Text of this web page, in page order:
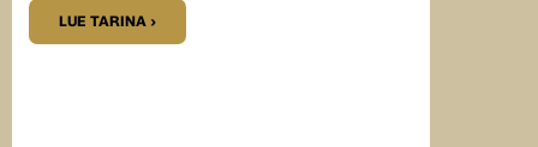
LUE TARINA ›